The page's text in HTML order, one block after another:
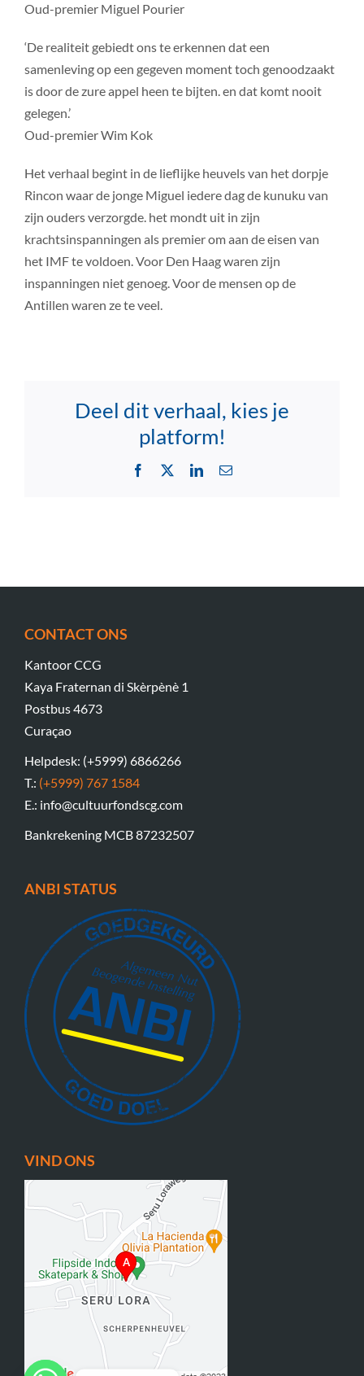
Oud-premier Miguel Pourier
‘De realiteit gebiedt ons te erkennen dat een
samenleving op een gegeven moment toch genoodzaakt
is door de zure appel heen te bijten. en dat komt nooit
gelegen.’
Oud-premier Wim Kok
Het verhaal begint in de lieflijke heuvels van het dorpje
Rincon waar de jonge Miguel iedere dag de kunuku van
zijn ouders verzorgde. het mondt uit in zijn
krachtsinspanningen als premier om aan de eisen van
het IMF te voldoen. Voor Den Haag waren zijn
inspanningen niet genoeg. Voor de mensen op de
Antillen waren ze te veel.
Deel dit verhaal, kies je
platform!
Facebook LinkedInEmail
CONTACT ONS
Kantoor CCG
Kaya Fraternan di Skèrpènè 1
Postbus 4673
Curaçao
Helpdesk: (+5999) 6866266
T.: (+5999) 767 1584
E.: info@cultuurfondscg.com
Bankrekening MCB 87232507
ANBI STATUS
VIND ONS